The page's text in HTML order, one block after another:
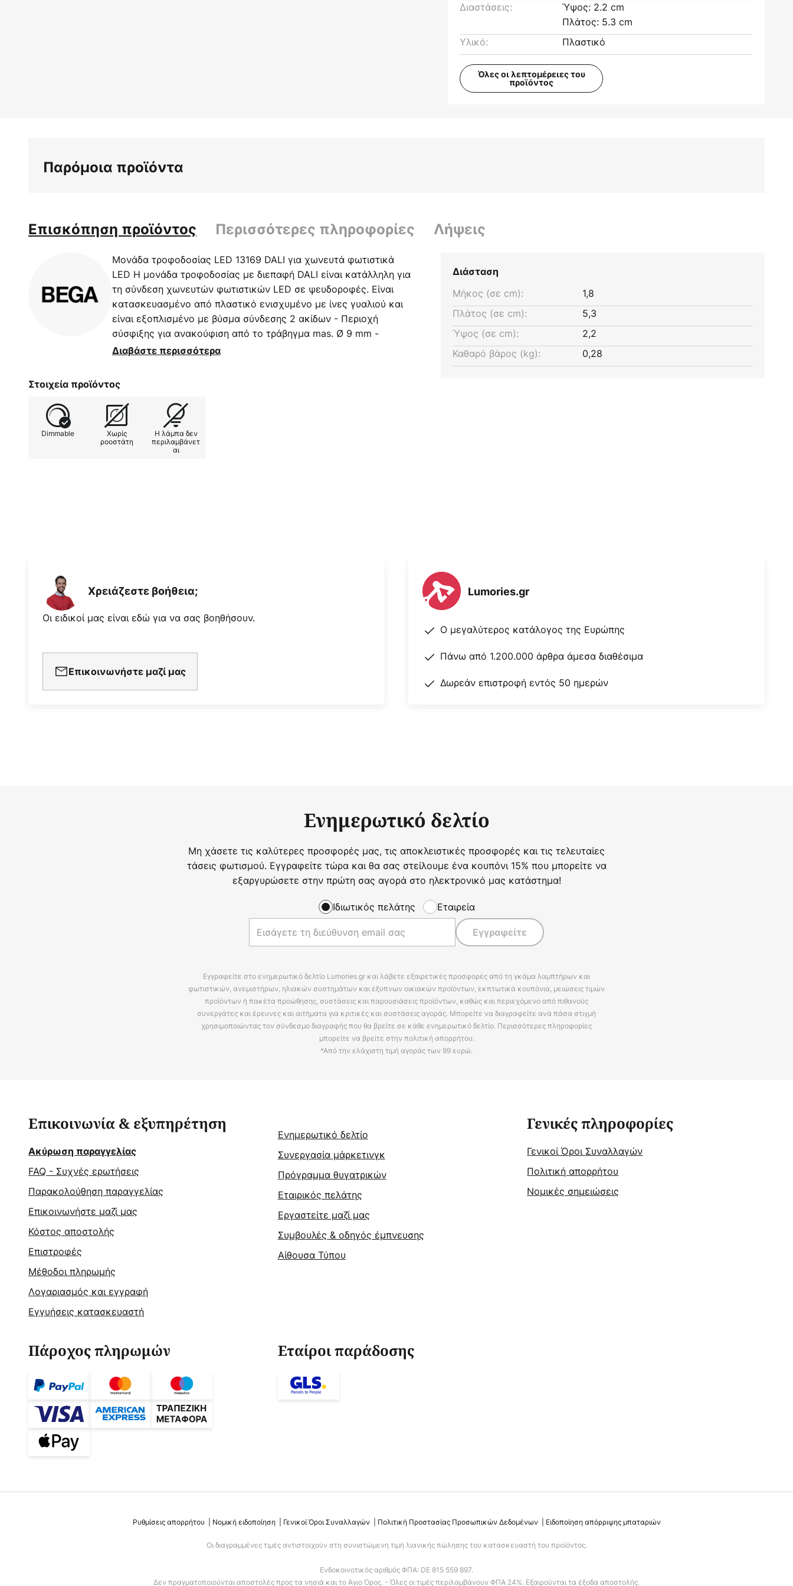
Διαστάσεις:
Ύψος: 2.2 cm
Πλάτος: 5.3 cm
Υλικό:
Πλαστικό
Όλες οι λεπτομέρειες του
προϊόντος
Παρόμοια προϊόντα
Επισκόπηση προϊόντος Περισσότερες πληροφορίες Λήψεις
Μονάδα τροφοδοσίας LED 13169 DALI για χωνευτά φωτιστικά
LED Η μονάδα τροφοδοσίας με διεπαφή DALI είναι κατάλληλη για
τη σύνδεση χωνευτών φωτιστικών LED σε ψευδοροφές. Είναι
κατασκευασμένο από πλαστικό ενισχυμένο με ίνες γυαλιού και
είναι εξοπλισμένο με βύσμα σύνδεσης 2 ακίδων - Περιοχή
σύσφιξης για ανακούφιση από το τράβηγμα mas. Ø 9 mm -
πρωτεύον 220 - 240 V, 50 - 60 Hz - δευτερεύον 350 mA DC 0,35
Διαβάστε περισσότερα
Στοιχεία προϊόντος
Dimmable
Χωρίς
ροοστάτη
Η λάμπα δεν
περιλαμβάνετ
αι
Διάσταση
Μήκος (σε cm):
1,8
Πλάτος (σε cm):
5,3
Ύψος (σε cm):
2,2
Καθαρό βάρος (kg):
0,28
Χρειάζεστε βοήθεια;
Οι ειδικοί μας είναι εδώ για να σας βοηθήσουν.
Επικοινωνήστε μαζί μας
Lumories.gr
Ο μεγαλύτερος κατάλογος της Ευρώπης
Πάνω από 1.200.000 άρθρα άμεσα διαθέσιμα
Δωρεάν επιστροφή εντός 50 ημερών
Ενημερωτικό δελτίο
Μη χάσετε τις καλύτερες προσφορές μας, τις αποκλειστικές προσφορές και τις τελευταίες
τάσεις φωτισμού. Εγγραφείτε τώρα και θα σας στείλουμε ένα κουπόνι 15% που μπορείτε να
εξαργυρώσετε στην πρώτη σας αγορά στο ηλεκτρονικό μας κατάστημα!
Ιδιωτικός πελάτης Εταιρεία
Εγγραφείτε
Εγγραφείτε στο ενημερωτικό δελτίο Lumories.gr και λάβετε εξαιρετικές προσφορές από τη γκάμα λαμπτήρων και
φωτιστικών, ανεμιστήρων, ηλιακών συστημάτων και έξυπνων οικιακών προϊόντων, εκπτωτικά κουπόνια, μειώσεις τιμών
προϊόντων ή πακέτα προώθησης, συστάσεις και παρουσιάσεις προϊόντων, καθώς και περιεχόμενο από πιθανούς
συνεργάτες και έρευνες και αιτήματα για κριτικές και συστάσεις αγοράς. Μπορείτε να διαγραφείτε ανά πάσα στιγμή
χρησιμοποιώντας τον σύνδεσμο διαγραφής που θα βρείτε σε κάθε ενημερωτικό δελτίο. Περισσότερες πληροφορίες
μπορείτε να βρείτε στην πολιτική απορρήτου.
*Από την ελάχιστη τιμή αγοράς των 99 ευρώ.
Επικοινωνία & εξυπηρέτηση
Ακύρωση παραγγελίας
FAQ - Συχνές ερωτήσεις
Παρακολούθηση παραγγελίας
Επικοινωνήστε μαζί μας
Κόστος αποστολής
Επιστροφές
Μέθοδοι πληρωμής
Λογαριασμός και εγγραφή
Εγγυήσεις κατασκευαστή
Ενημερωτικό δελτίο
Συνεργασία μάρκετινγκ
Πρόγραμμα θυγατρικών
Εταιρικός πελάτης
Εργαστείτε μαζί μας
Συμβουλές & οδηγός έμπνευσης
Αίθουσα Τύπου
Γενικές πληροφορίες
Γενικοί Όροι Συναλλαγών
Πολιτική απορρήτου
Νομικές σημειώσεις
Πάροχος πληρωμών Εταίροι παράδοσης
Ρυθμίσεις απορρήτου Νομική ειδοποίηση Γενικοί Όροι Συναλλαγών Πολιτική Προστασίας Προσωπικών Δεδομένων Ειδοποίηση απόρριψης μπαταριών
Οι διαγραμμένες τιμές αντιστοιχούν στη συνιστώμενη τιμή λιανικής πώλησης του κατασκευαστή του προϊόντος.
Ενδοκοινοτικός αριθμός ΦΠΑ: DE 815 559 897.
Δεν πραγματοποιούνται αποστολές προς τα νησιά και το Άγιο Όρος. - Όλες οι τιμές περιλαμβάνουν ΦΠΑ 24%. Εξαιρούνται τα έξοδα αποστολής.